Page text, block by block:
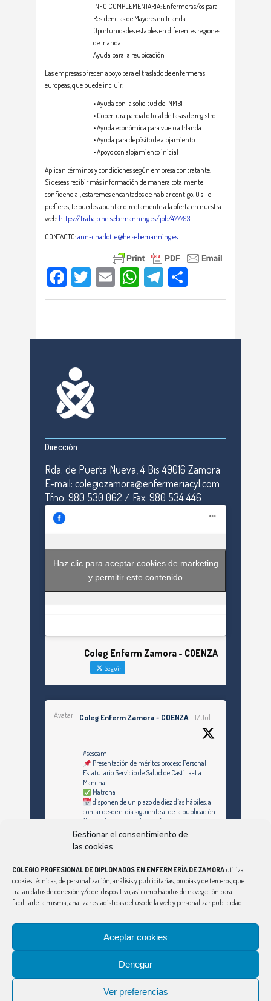
Gestionar el consentimiento de
las cookies
COLEGIO PROFESIONAL DE DIPLOMADOS EN ENFERMERÍA DE ZAMORA utiliza
cookies técnicas, de personalización, análisis y publicitarias, propias y de terceros, que
tratan datos de conexión y/o del dispositivo, así como hábitos de navegación para
facilitarle la misma, analizar estadísticas del uso de la web y personalizar publicidad.
Aceptar cookies
Denegar
Ver preferencias
INFO COMPLEMENTARIA: Enfermeras/os para
Residencias de Mayores en Irlanda
Oportunidades estables en diferentes regiones
de Irlanda
Ayuda para la reubicación
Las empresas ofrecen apoyo para el traslado de enfermeras
europeas, que puede incluir:
• Ayuda con la solicitud del NMBI
• Cobertura parcial o total de tasas de registro
• Ayuda económica para vuelo a Irlanda
• Ayuda para depósito de alojamiento
• Apoyo con alojamiento inicial
Aplican términos y condiciones según empresa contratante.
Si deseas recibir más información de manera totalmente
confidencial, estaremos encantados de hablar contigo. O si lo
prefieres, te puedes apuntar directamente a la oferta en nuestra
web: https://trabajo.helsebemanning.es/job/477793
CONTACTO:ann-charlotte@helsebemanning.es
Facebook
TwitterEmailWhatsApp
Telegram
Dirección
Rda. de Puerta Nueva, 4 Bis 49016 Zamora
E-mail: colegiozamora@enfermeriacyl.com
Tfno: 980 530 062 / Fax: 980 534 446
Haz clic para aceptar cookies de marketing
y permitir este contenido
Coleg Enferm Zamora - COENZA
Seguir
Avatar Coleg Enferm Zamora - COENZA 17 Jul
#sescam
Presentación de méritos proceso Personal
Estatutario Servicio de Salud de Castilla-La
Mancha
Matrona
disponen de un plazo de diez días hábiles, a
contar desde el día siguiente al de la publicación
(hasta el 30 de julio de 2026)
https://enfermeriazamora.com/enfermeria-y-
especialidades-personal-estatutario-servicio-
plazas/#MATRONA
Twitter
Síguenos en Instagram
BURGOS